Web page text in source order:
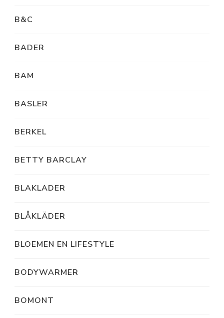
B&C
BADER
BAM
BASLER
BERKEL
BETTY BARCLAY
BLAKLADER
BLÅKLÄDER
BLOEMEN EN LIFESTYLE
BODYWARMER
BOMONT